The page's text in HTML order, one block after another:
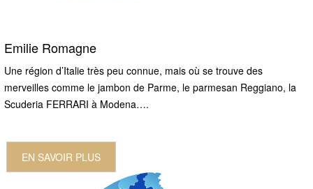
Emilie Romagne
Une région d’Italie très peu connue, mais où se trouve des
merveilles comme le jambon de Parme, le parmesan Reggiano, la
Scuderia FERRARI à Modena….
EN SAVOIR PLUS